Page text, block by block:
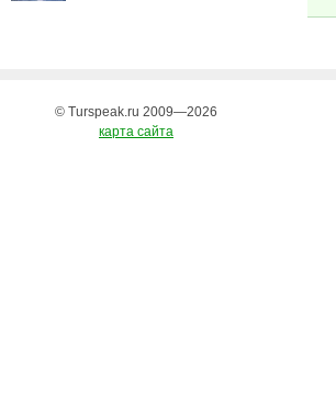
© Turspeak.ru 2009—2026
карта сайта